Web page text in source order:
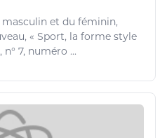
masculin et du féminin,
« Sport, la forme style
, n° 7, numéro ...